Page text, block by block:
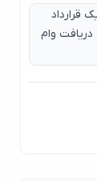
وام